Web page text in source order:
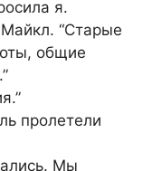
я.
Майкл. “Старые
общие
пролетели
Мы